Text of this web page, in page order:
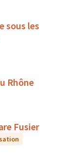
sous les
Rhône
Fusier